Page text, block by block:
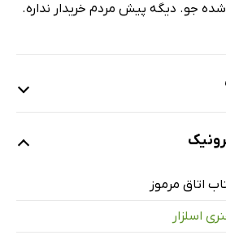
جو. دیگه پیش مردم خریدار نداره.
اتاق مرموز
اسلزار